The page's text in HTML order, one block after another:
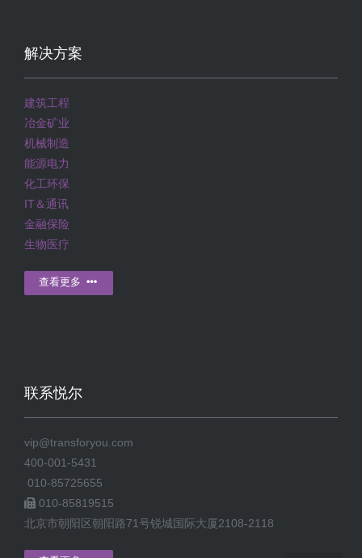
解决方案
建筑工程
冶金矿业
机械制造
能源电力
化工环保
IT＆通讯
金融保险
生物医疗
查看更多
联系悦尔
vip@transforyou.com
400-001-5431
010-85725655
010-85819515
北京市朝阳区朝阳路71号锐城国际大厦2108-2118